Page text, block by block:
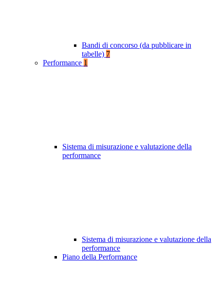
Bandi di concorso (da pubblicare in
tabelle) 7
Performance 1
Sistema di misurazione e valutazione della
performance
Sistema di misurazione e valutazione della
performance
Piano della Performance